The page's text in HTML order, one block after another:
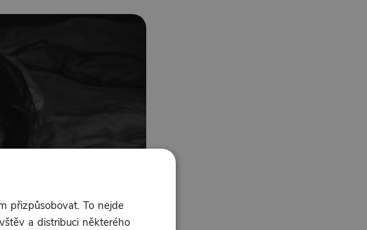
přizpůsobovat. To nejde
a distribuci některého